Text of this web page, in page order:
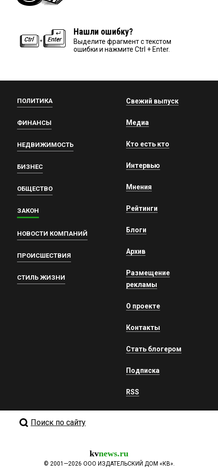
Нашли ошибку?
Выделите фрагмент с текстом
ошибки и нажмите Ctrl + Enter.
ПОЛИТИКА
ФИНАНСЫ
НЕДВИЖИМОСТЬ
БИЗНЕС
ОБЩЕСТВО
ЗАКОН
НОВОСТИ КОМПАНИЙ
ПРОИСШЕСТВИЯ
СТИЛЬ ЖИЗНИ
Свежий выпуск
Медиа
Кто есть кто
Интервью
Мнения
Рейтинги
Блоги
Архив
Размещение
рекламы
О проекте
Контакты
Стать блогером
Подписка
RSS
Поиск по сайту
kvnews.ru
© 2001—2026 ООО ИЗДАТЕЛЬСКИЙ ДОМ «КВ».